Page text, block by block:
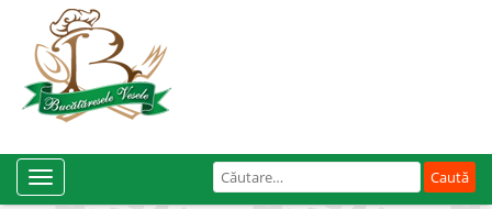
Caută
după:
Toggle
Navigation